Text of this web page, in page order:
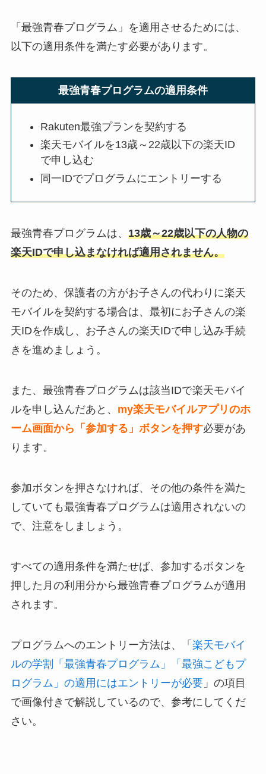
「最強青春プログラム」を適用させるためには、
以下の適用条件を満たす必要があります。
最強青春プログラムの適用条件
Rakuten最強プランを契約する
楽天モバイルを13歳～22歳以下の楽天ID
で申し込む
同一IDでプログラムにエントリーする
最強青春プログラムは、 13歳～22歳以下の人物の
楽天IDで申し込まなければ適用されません。
そのため、保護者の方がお子さんの代わりに楽天
モバイルを契約する場合は、最初にお子さんの楽
天IDを作成し、お子さんの楽天IDで申し込み手続
きを進めましょう。
また、最強青春プログラムは該当IDで楽天モバイ
ルを申し込んだあと、 my楽天モバイルアプリのホ
ーム画面から「参加する」ボタンを押す必要があ
ります。
参加ボタンを押さなければ、その他の条件を満た
していても最強青春プログラムは適用されないの
で、注意をしましょう。
すべての適用条件を満たせば、参加するボタンを
押した月の利用分から最強青春プログラムが適用
されます。
プログラムへのエントリー方法は、「 楽天モバイ
ルの学割「最強青春プログラム」「最強こどもプ
ログラム」の適用にはエントリーが必要」の項目
で画像付きで解説しているので、参考にしてくだ
さい。